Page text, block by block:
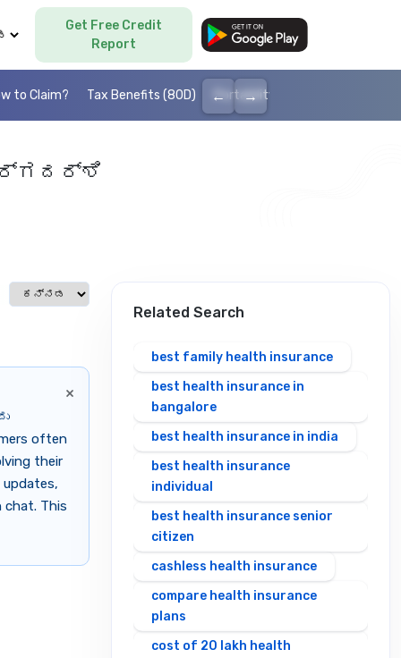
Get Free Credit
Report
to Claim? Tax Benefits (80D) Portability
← →
Select language
×
often
their
chat. This
Related Search
best family health insurance
best health insurance in
bangalore
best health insurance in india
best health insurance
individual
best health insurance senior
citizen
cashless health insurance
compare health insurance
plans
cost of 20 lakh health